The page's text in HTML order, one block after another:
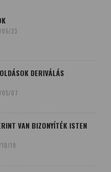
05/23
DERIVÁLÁS
05/07
VAN BIZONYÍTÉK ISTEN
19